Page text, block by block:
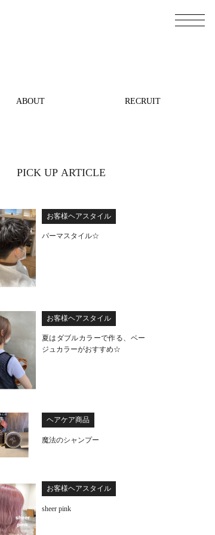
ABOUT RECRUIT
PICK UP ARTICLE
お客様ヘアスタイル
パーマスタイル☆
お客様ヘアスタイル
夏はダブルカラーで作る、ベー
ジュカラーがおすすめ☆
ヘアケア商品
魔法のシャンプー
お客様ヘアスタイル
sheer pink